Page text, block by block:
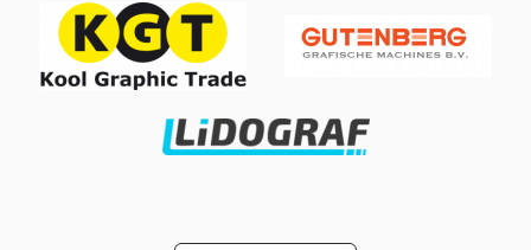
Niveauregulering som tørkørselsbeskyttelse. -
Kurvediameter: 780 mm - Nyttig højde: 500 mm - Maks.
lastekapacitet: 150 kg - Sprøjtetryk: 3 bar - Tankvolumen:
120 liter - Varme: elektrisk justerbar (RT - 60°C)
Anlægsdimensioner (LxBxH): 1.160 x 1.200 x 1.750h mm
Sugefilter som pumpebeskyttelse Dkedpohl H Ubefx Amhjr